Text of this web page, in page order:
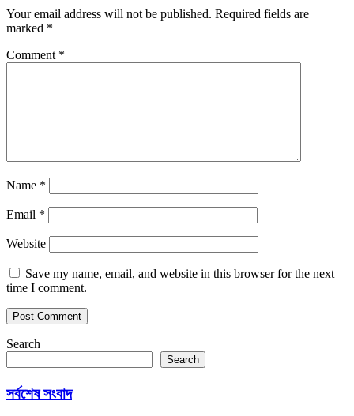
Your email address will not be published. Required fields are
marked *
Comment *
Name *
Email *
Website
Save my name, email, and website in this browser for the next
time I comment.
Search
Search
সর্বশেষ সংবাদ